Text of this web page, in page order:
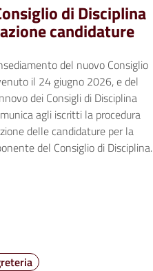
di Disciplina
candidature
del nuovo Consiglio
il 24 giugno 2026, e del
dei Consigli di Disciplina
agli iscritti la procedura
delle candidature per la
del Consiglio di Disciplina.